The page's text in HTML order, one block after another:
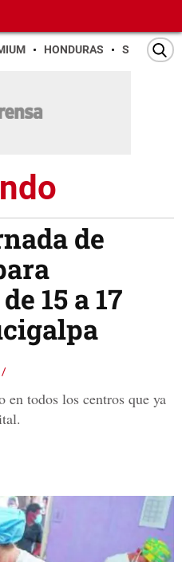
HONDURAS SAN PEDRO
de
15 a 17
/
en todos los centros que ya